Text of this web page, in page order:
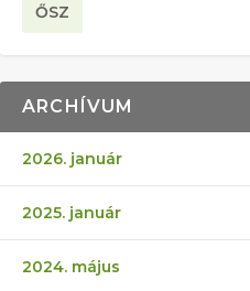
ŐSZ
ARCHÍVUM
2026. január
2025. január
2024. május